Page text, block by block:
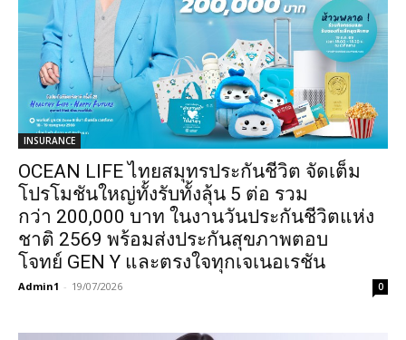
INSURANCE
OCEAN LIFE ไทยสมุทรประกันชีวิต จัดเต็ม
โปรโมชันใหญ่ทั้งรับทั้งลุ้น 5 ต่อ รวม
กว่า 200,000 บาท ในงานวันประกันชีวิตแห่ง
ชาติ 2569 พร้อมส่งประกันสุขภาพตอบ
โจทย์ GEN Y และตรงใจทุกเจเนอเรชัน
Admin1 - 19/07/2026 0